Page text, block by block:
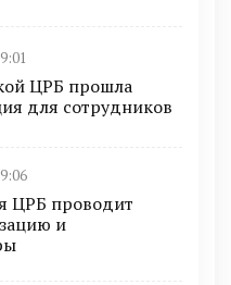
ЦРБ прошла
для сотрудников
ЦРБ проводит
и